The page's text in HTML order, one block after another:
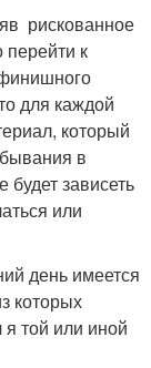
рискованное
к
для каждой
который
в
зависеть
или
день имеется
которых
той или иной